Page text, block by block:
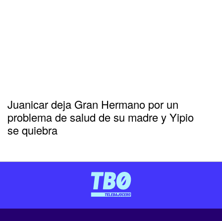
Juanicar deja Gran Hermano por un
problema de salud de su madre y Yipio
se quiebra